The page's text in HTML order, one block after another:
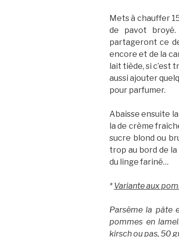
Mets à chauffer
de pavot
partageront ce
encore et de la
lait tiède, si c’est
aussi ajouter
pour parfumer.
Abaisse ensuite
la de crème
sucre blond ou
trop au bord de
du linge fariné…
*Variante aux
Parsème la pâte
pommes en
kirsch ou pas, 50